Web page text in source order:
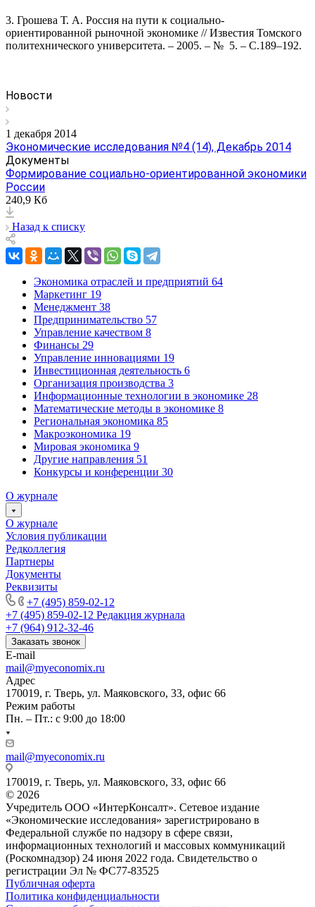
3. Грошева Т. А. Россия на пути к социально-
ориентированной рыночной экономике // Известия Томского
политехнического университета. – 2005. – № 5. – С.189–192.
Новости
1 декабря 2014
Экономические исследования №4 (14), Декабрь 2014
Документы
Формирование социально-ориентированной экономики
России
240,9 Кб
Назад к списку
Экономика отраслей и предприятий 64
Маркетинг 19
Менеджмент 38
Предпринимательство 57
Управление качеством 8
Финансы 29
Управление инновациями 19
Инвестиционная деятельность 6
Организация производства 3
Информационные технологии в экономике 28
Математические методы в экономике 8
Региональная экономика 85
Макроэкономика 19
Мировая экономика 9
Другие направления 51
Конкурсы и конференции 30
О журнале
О журнале
Условия публикации
Редколлегия
Партнеры
Документы
Реквизиты
+7 (495) 859-02-12
+7 (495) 859-02-12 Редакция журнала
+7 (964) 912-32-46
Заказать звонок
E-mail
mail@myeconomix.ru
Адрес
170019, г. Тверь, ул. Маяковского, 33, офис 66
Режим работы
Пн. – Пт.: с 9:00 до 18:00
mail@myeconomix.ru
170019, г. Тверь, ул. Маяковского, 33, офис 66
© 2026
Учредитель ООО «ИнтерКонсалт». Сетевое издание
«Экономические исследования» зарегистрировано в
Федеральной службе по надзору в сфере связи,
информационных технологий и массовых коммуникаций
(Роскомнадзор) 24 июня 2022 года. Свидетельство о
регистрации Эл № ФС77-83525
Публичная оферта
Политика конфиденциальности